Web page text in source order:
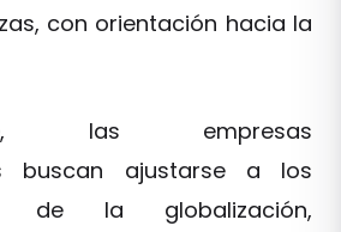
con orientación hacia la
las empresas
buscan ajustarse a los
de la globalización,